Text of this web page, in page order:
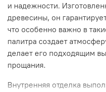
и надежности.
древесины, он
что особенно важно в
палитра создает
делает его подходящим
прощания.
Внутренняя отделка